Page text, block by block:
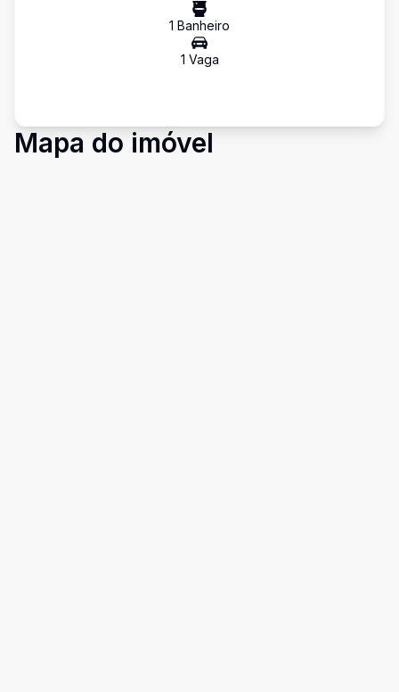
1 Banheiro
1 Vaga
Mapa do imóvel